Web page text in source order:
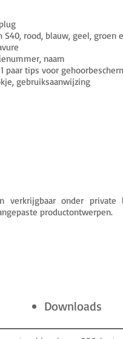
S40, rood, blauw, geel, groen
naam
paar tips voor
gebruiksaanwijzing
verkrijgbaar onder private
productontwerpen.
Downloads